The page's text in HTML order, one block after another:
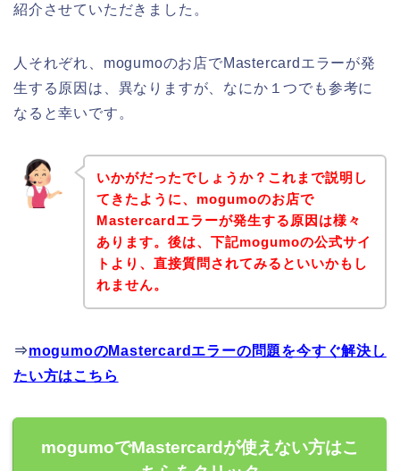
紹介させていただきました。
人それぞれ、mogumoのお店でMastercardエラーが発
生する原因は、異なりますが、なにか１つでも参考に
なると幸いです。
いかがだったでしょうか？これまで説明し
てきたように、mogumoのお店で
Mastercardエラーが発生する原因は様々
あります。後は、下記mogumoの公式サイ
トより、直接質問されてみるといいかもし
れません。
⇒mogumoのMastercardエラーの問題を今すぐ解決し
たい方はこちら
mogumoでMastercardが使えない方はこ